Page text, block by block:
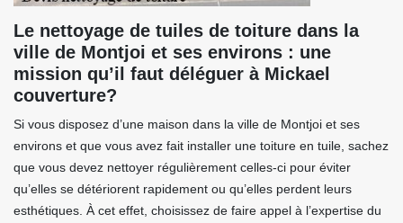
Le nettoyage de tuiles de toiture dans la
ville de Montjoi et ses environs : une
mission qu’il faut déléguer à Mickael
couverture?
Si vous disposez d’une maison dans la ville de Montjoi et ses
environs et que vous avez fait installer une toiture en tuile, sachez
que vous devez nettoyer régulièrement celles-ci pour éviter
qu’elles se détériorent rapidement ou qu’elles perdent leurs
esthétiques. À cet effet, choisissez de faire appel à l’expertise du